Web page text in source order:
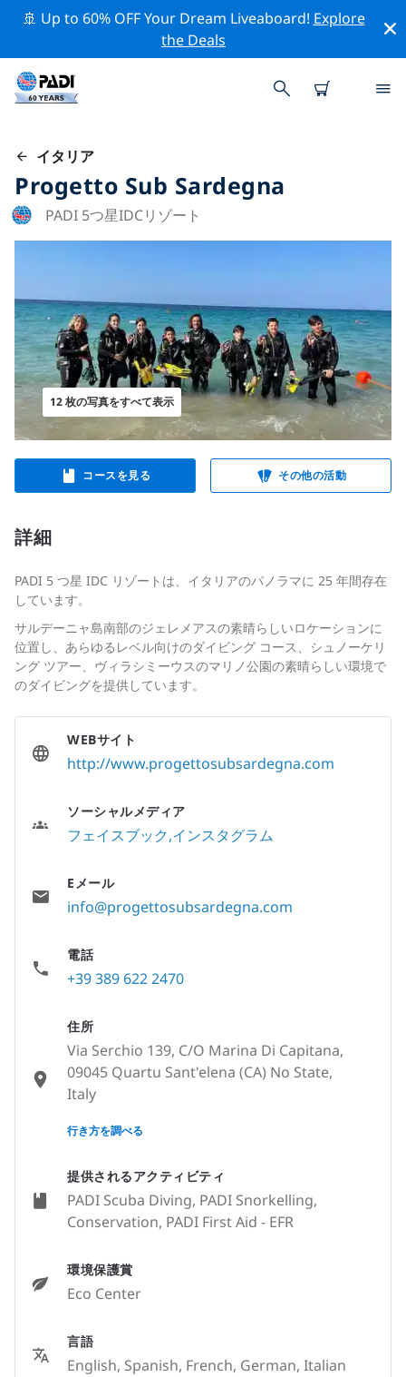
🚢 Up to 60% OFF Your Dream Liveaboard! Explore
the Deals
イタリア
Progetto Sub Sardegna
PADI 5つ星IDCリゾート
12 枚の写真をすべて表示
コースを見る その他の活動
詳細
PADI 5 つ星 IDC リゾートは、イタリアのパノラマに 25 年間存在
しています。
サルデーニャ島南部のジェレメアスの素晴らしいロケーションに
位置し、あらゆるレベル向けのダイビング コース、シュノーケリ
ング ツアー、ヴィラシミーウスのマリノ公園の素晴らしい環境で
のダイビングを提供しています。
提供されるアクティビティ
PADI Scuba Diving, PADI Snorkelling,
Conservation, PADI First Aid - EFR
環境保護賞
Eco Center
言語
English, Spanish, French, German, Italian
WEBサイト
http://www.progettosubsardegna.com
ソーシャルメディア
フェイスブック インスタグラム
Eメール
info@progettosubsardegna.com
電話
+39 389 622 2470
住所
Via Serchio 139, C/O Marina Di Capitana,
09045 Quartu Sant'elena (CA) No State,
Italy
None
行き方を調べる